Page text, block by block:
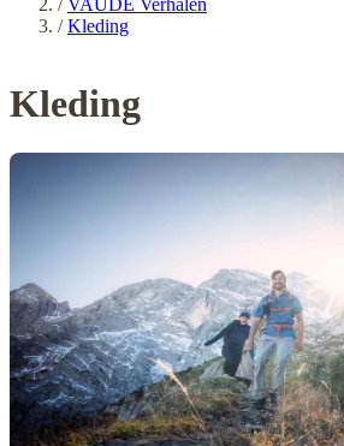
/ VAUDE Verhalen
/ Kleding
Kleding